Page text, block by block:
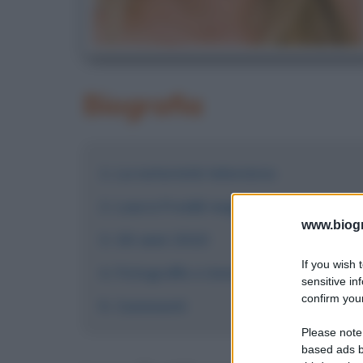
If you wish
sensitive
confirm
Please
based ads
Biografia